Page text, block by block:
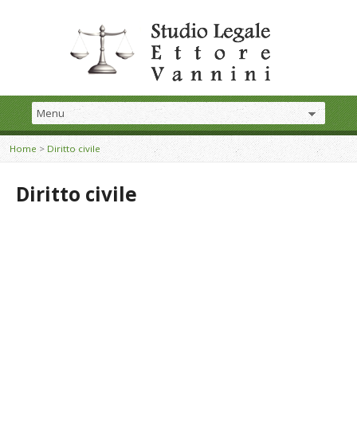
Home > Diritto civile
Diritto civile